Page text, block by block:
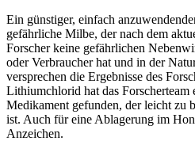
Ein günstiger, einfach
gefährliche Milbe, der nach dem
Forscher keine gefährlichen
oder Verbraucher hat und in der
versprechen die Ergebnisse des
Lithiumchlorid hat das
Medikament gefunden, der leicht zu
ist. Auch für eine Ablagerung im
Anzeichen.